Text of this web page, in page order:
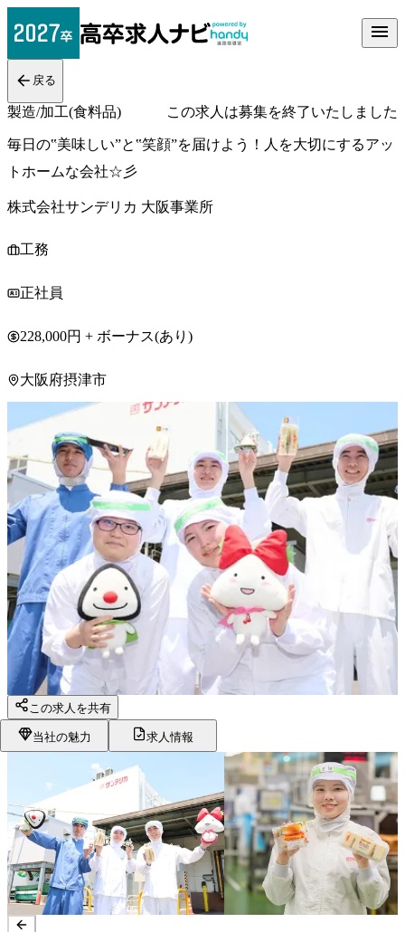
戻る
製造/加工(食料品) この求人は募集を終了いたしました
毎日の‟美味しい”と‟笑顔”を届けよう！人を大切にするアッ
トホームな会社☆彡
株式会社サンデリカ 大阪事業所
工務
正社員
228,000円 + ボーナス(あり)
大阪府摂津市
この求人を共有
当社の魅力 求人情報